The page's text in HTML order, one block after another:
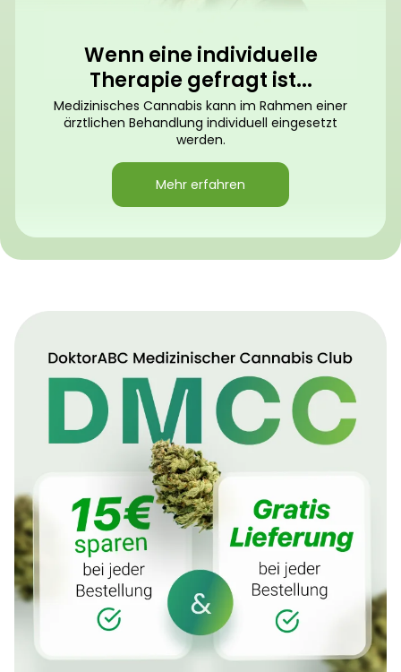
Wenn eine individuelle
Therapie gefragt ist...
Medizinisches Cannabis kann im Rahmen einer
ärztlichen Behandlung individuell eingesetzt
werden.
Mehr erfahren